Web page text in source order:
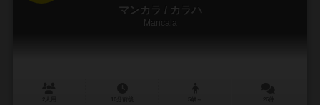
マンカラ / カラハ
Mancala